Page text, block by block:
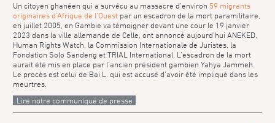
Un citoyen ghanéen qui a survécu au massacre d’environ 59 migrants
originaires d’Afrique de l’Ouest par un escadron de la mort paramilitaire,
en juillet 2005, en Gambie va témoigner devant une cour le 19 janvier
2023 dans la ville allemande de Celle, ont annoncé aujourd’hui ANEKED,
Human Rights Watch, la Commission Internationale de Juristes, la
Fondation Solo Sandeng et TRIAL International. L’escadron de la mort
aurait été mis en place par l’ancien président gambien Yahya Jammeh.
Le procès est celui de Bai L. qui est accusé d’avoir été impliqué dans les
meurtres.
Lire notre communiqué de presse